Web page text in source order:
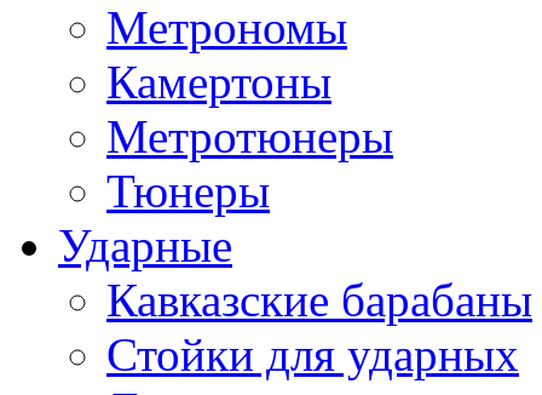
Метрономы
Камертоны
Метротюнеры
Тюнеры
Ударные
Кавказские барабаны
Стойки для ударных